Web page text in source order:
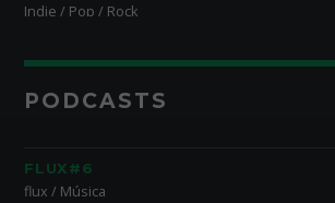
Indie / Pop / Rock
PODCASTS
FLUX#6
flux / Música